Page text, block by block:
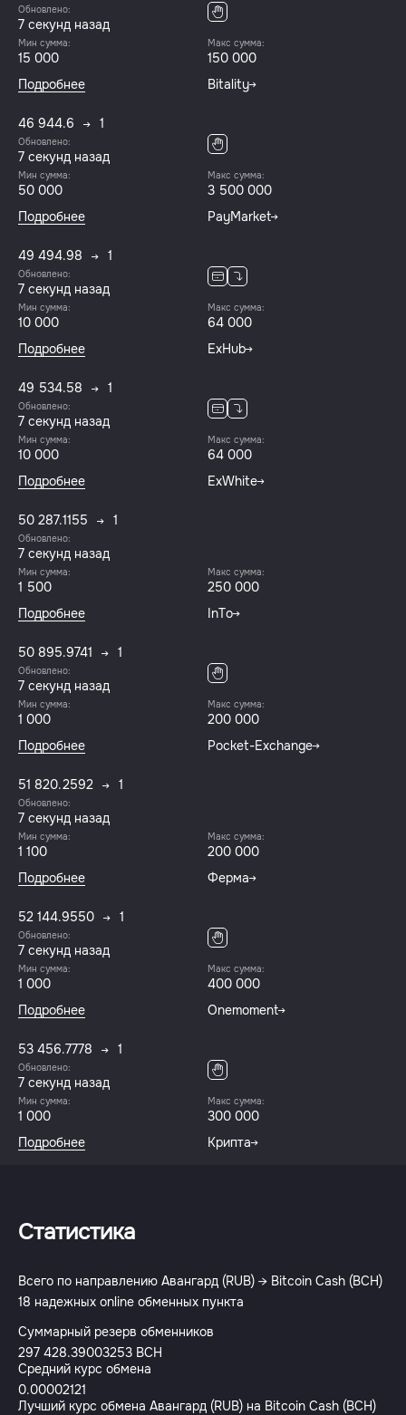
Обновлено:
8 секунд назад
Мин сумма:
15 000
Макс сумма:
150 000
Подробнее
Bitality
46 944.6 1
Обновлено:
8 секунд назад
Мин сумма:
50 000
Макс сумма:
3 500 000
Подробнее
PayMarket
49 494.98 1
Обновлено:
8 секунд назад
Мин сумма:
10 000
Макс сумма:
64 000
Подробнее
ExHub
49 534.58 1
Обновлено:
8 секунд назад
Мин сумма:
10 000
Макс сумма:
64 000
Подробнее
ExWhite
50 287.1155 1
Обновлено:
8 секунд назад
Мин сумма:
1 500
Макс сумма:
250 000
Подробнее
InTo
50 895.9741 1
Обновлено:
8 секунд назад
Мин сумма:
1 000
Макс сумма:
200 000
Подробнее
Pocket-Exchange
51 820.2592 1
Обновлено:
8 секунд назад
Мин сумма:
1 100
Макс сумма:
200 000
Подробнее
Ферма
52 144.9550 1
Обновлено:
8 секунд назад
Мин сумма:
1 000
Макс сумма:
400 000
Подробнее
Onemoment
53 456.7778 1
Обновлено:
8 секунд назад
Мин сумма:
1 000
Макс сумма:
300 000
Подробнее
Крипта
Статистика
Всего по направлению Авангард (RUB) → Bitcoin Cash (BCH)
18 надежных online обменных пункта
Суммарный резерв обменников
297 428.39003253 BCH
Средний курс обмена
0.00002121
Лучший курс обмена Авангард (RUB) на Bitcoin Cash (BCH)